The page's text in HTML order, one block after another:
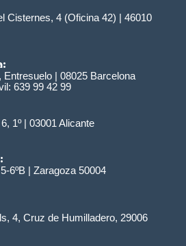
Cisternes, 4 (Oficina 42) | 46010
| 08025 Barcelona
639 99 42 99
1º | 03001 Alicante
6ºB | Zaragoza 50004
4, Cruz de Humilladero, 29006